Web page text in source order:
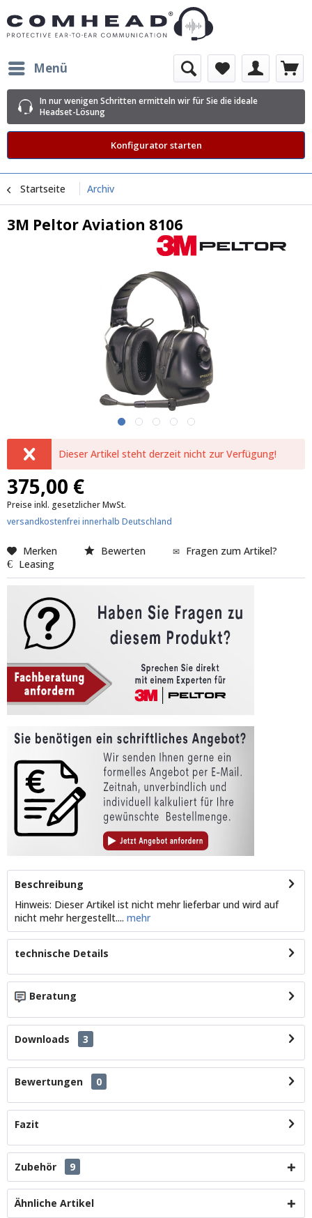
Menü
In nur wenigen Schritten ermitteln wir für Sie die ideale
Headset-Lösung
Konfigurator starten
Startseite Archiv
3M Peltor Aviation 8106
Dieser Artikel steht derzeit nicht zur Verfügung!
375,00 €
Preise inkl. gesetzlicher MwSt.
versandkostenfrei innerhalb Deutschland
Merken Bewerten
Fragen zum Artikel?
Leasing
Beschreibung
Hinweis: Dieser Artikel ist nicht mehr lieferbar und wird auf
nicht mehr hergestellt.... mehr
technische Details
Beratung
Downloads 3
Bewertungen 0
Fazit
Zubehör 9
Ähnliche Artikel